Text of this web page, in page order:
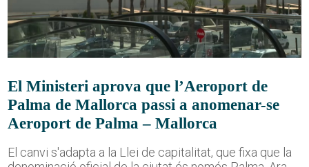
El Ministeri aprova que l’Aeroport de
Palma de Mallorca passi a anomenar-se
Aeroport de Palma – Mallorca
El canvi s'adapta a la Llei de capitalitat, que fixa que la